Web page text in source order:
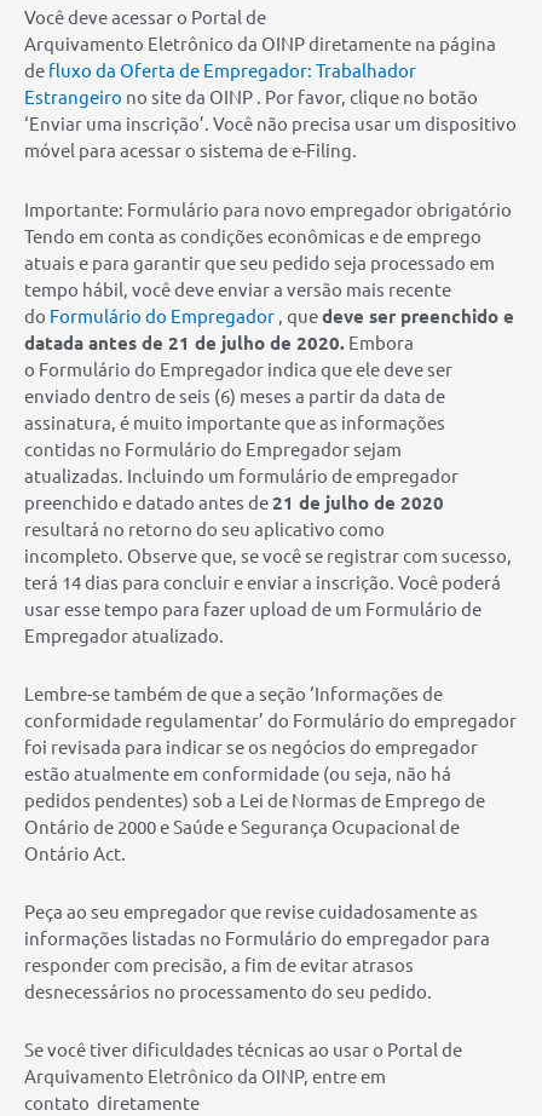
Você deve acessar o Portal de
Arquivamento Eletrônico da OINP diretamente na página
de fluxo da Oferta de Empregador: Trabalhador
Estrangeiro no site da OINP . Por favor, clique no botão
‘Enviar uma inscrição’. Você não precisa usar um dispositivo
móvel para acessar o sistema de e-Filing.
Importante: Formulário para novo empregador obrigatório
Tendo em conta as condições econômicas e de emprego
atuais e para garantir que seu pedido seja processado em
tempo hábil, você deve enviar a versão mais recente
do Formulário do Empregador , quedeve ser preenchido e
datada antes de 21 de julho de 2020. Embora
o Formulário do Empregador indica que ele deve ser
enviado dentro de seis (6) meses a partir da data de
assinatura, é muito importante que as informações
contidas no Formulário do Empregador sejam
atualizadas. Incluindo um formulário de empregador
preenchido e datado antes de21 de julho de 2020
resultará no retorno do seu aplicativo como
incompleto. Observe que, se você se registrar com sucesso,
terá 14 dias para concluir e enviar a inscrição. Você poderá
usar esse tempo para fazer upload de um Formulário de
Empregador atualizado.
Lembre-se também de que a seção ‘Informações de
conformidade regulamentar’ do Formulário do empregador
foi revisada para indicar se os negócios do empregador
estão atualmente em conformidade (ou seja, não há
pedidos pendentes) sob a Lei de Normas de Emprego de
Ontário de 2000 e Saúde e Segurança Ocupacional de
Ontário Act.
Peça ao seu empregador que revise cuidadosamente as
informações listadas no Formulário do empregador para
responder com precisão, a fim de evitar atrasos
desnecessários no processamento do seu pedido.
Se você tiver dificuldades técnicas ao usar o Portal de
Arquivamento Eletrônico da OINP, entre em
contato diretamente